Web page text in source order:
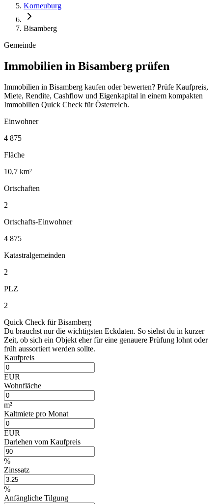
Korneuburg
Bisamberg
Gemeinde
Immobilien in Bisamberg prüfen
Immobilien in Bisamberg kaufen oder bewerten? Prüfe Kaufpreis,
Miete, Rendite, Cashflow und Eigenkapital in einem kompakten
Immobilien Quick Check für Österreich.
Einwohner
4 875
Fläche
10,7 km²
Ortschaften
2
Ortschafts-Einwohner
4 875
Katastralgemeinden
2
PLZ
2
Quick Check für Bisamberg
Du brauchst nur die wichtigsten Eckdaten. So siehst du in kurzer
Zeit, ob sich ein Objekt eher für eine genauere Prüfung lohnt oder
früh aussortiert werden sollte.
Kaufpreis
EUR
Wohnfläche
m²
Kaltmiete pro Monat
EUR
Darlehen vom Kaufpreis
%
Zinssatz
%
Anfängliche Tilgung